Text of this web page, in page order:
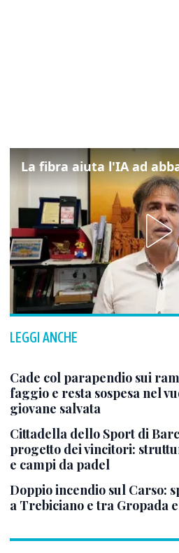
LEGGI ANCHE
Cade col parapendio sui
faggio e resta sospesa nel
giovane salvata
Cittadella dello Sport di
progetto dei vincitori:
e campi da padel
Doppio incendio sul Carso:
a Trebiciano e tra Gropada